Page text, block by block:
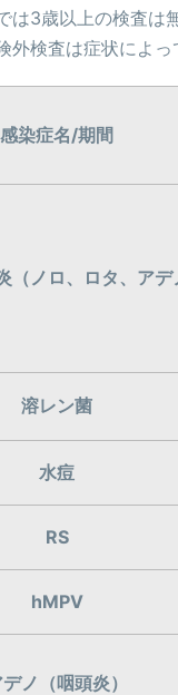
は3歳以上の検査は
外検査は症状によっ
感染症名/期間
（ノロ、ロタ、アデ
溶レン菌
水痘
RS
hMPV
ノ（咽頭炎）